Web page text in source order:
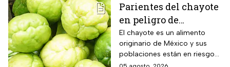
Parientes del chayote
en peligro de
extinción, advierte
Instituto de Ecología
El chayote es un alimento
originario de México y sus
poblaciones están en riesgo
de desaparecer a corto plazo